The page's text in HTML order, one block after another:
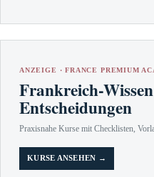
ANZEIGE · FRANCE PREMIUM
Frankreich-
Entscheidungen
Praxisnahe Kurse mit Checklisten,
KURSE ANSEHEN →